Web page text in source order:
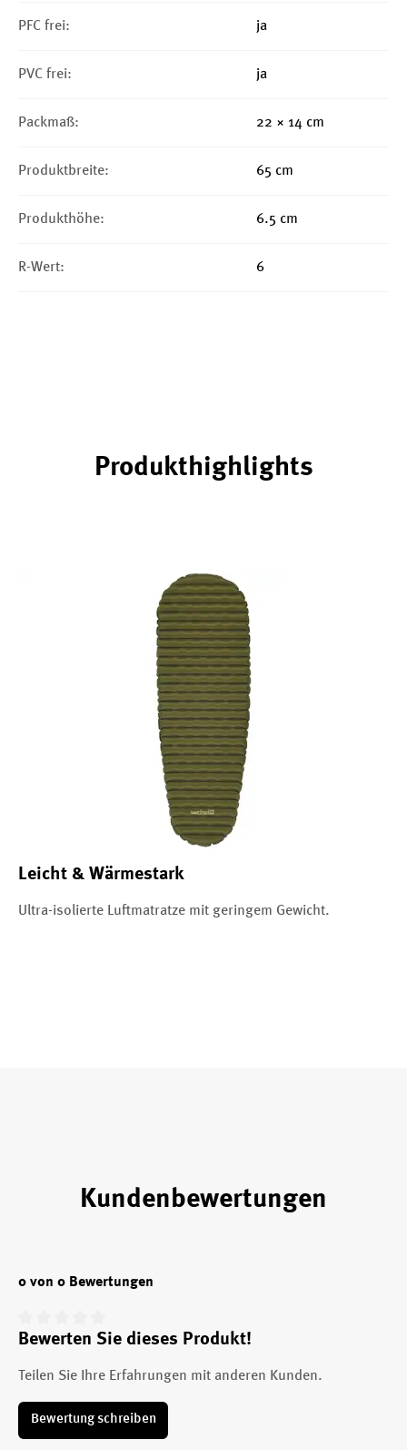
PFC frei: ja
PVC frei: ja
Packmaß: 22 × 14 cm
Produktbreite: 65 cm
Produkthöhe: 6.5 cm
R-Wert: 6
Produkthighlights
Leicht & Wärmestark
Ultra-isolierte Luftmatratze mit geringem Gewicht.
Kundenbewertungen
0 von 0 Bewertungen
Durchschnittliche Bewertung von 0 von 5 Sternen
Bewerten Sie dieses Produkt!
Teilen Sie Ihre Erfahrungen mit anderen Kunden.
Bewertung schreiben